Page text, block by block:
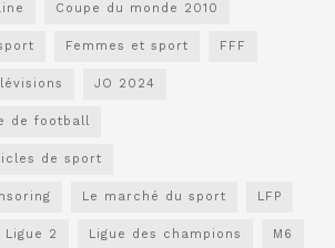
Coupe du monde 2010
Femmes et sport FFF
JO 2024
de football
de sport
Le marché du sport LFP
Ligue 2 Ligue des champions M6